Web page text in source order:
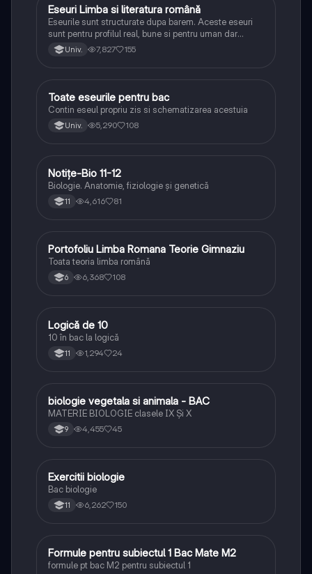
Limba și literatura română
Eseuri Limba si literatura română
Eseurile sunt structurate dupa barem. Aceste eseuri
sunt pentru profilul real, bune si pentru uman dar
lipsesc relatiile dintre personaje si caracrerizarile.
Univ. 7,827 155
Limba și literatura română
Toate eseurile pentru bac
Contin eseul propriu zis si schematizarea acestuia
Univ. 5,290 108
Biologie
Notițe-Bio 11-12
Biologie. Anatomie, fiziologie și genetică
11 4,616 81
Limba și literatura română
Portofoliu Limba Romana Teorie Gimnaziu
Toata teoria limba română
6 6,368 108
Logică
Logică de 10
10 în bac la logică
11 1,294 24
Biologie
biologie vegetala si animala - BAC
MATERIE BIOLOGIE clasele IX Şi X
9 4,455 45
Biologie
Exercitii biologie
Bac biologie
11 6,262 150
Matematică
Formule pentru subiectul 1 Bac Mate M2
formule pt bac M2 pentru subiectul 1